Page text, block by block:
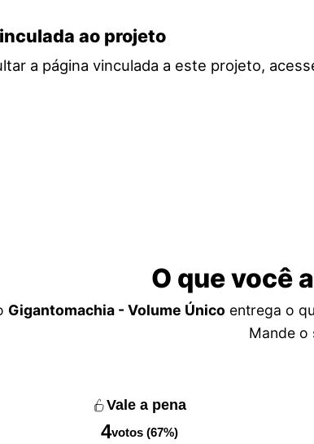
ao projeto
a página vinculada a este projeto,
O que você
Gigantomachia - Volume Único entrega o
Mande o
Vale a pena
4votos (67%)